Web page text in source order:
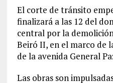
El corte de tránsito
finalizará a las 12 del
central por la
Beiró II, en el marco de
de la avenida General
Las obras son